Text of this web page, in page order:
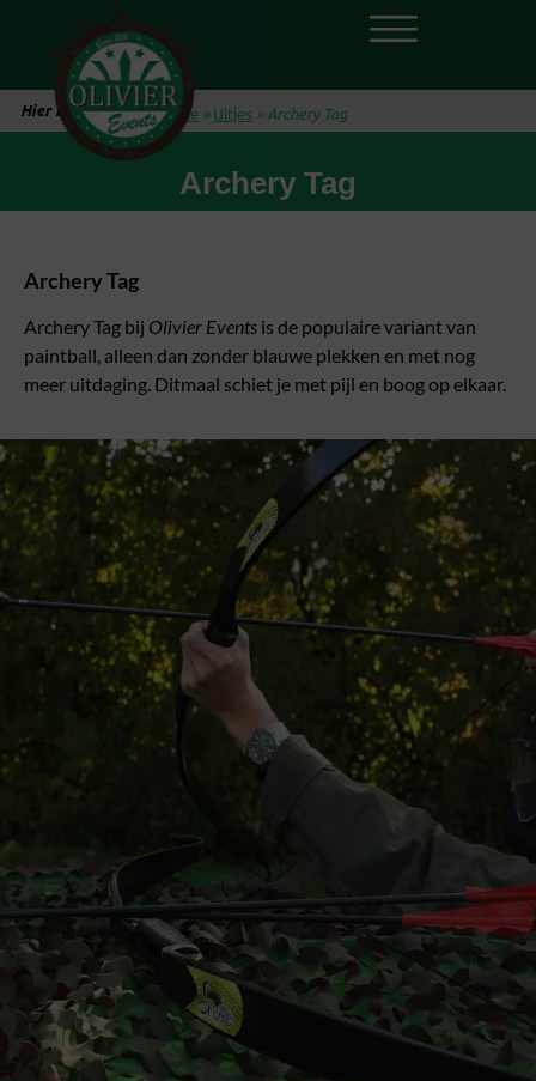
Hier ben je: Home »Uitjes »Archery Tag
Archery Tag
Archery Tag
Archery Tag bij Olivier Events is de populaire variant van
paintball, alleen dan zonder blauwe plekken en met nog
meer uitdaging. Ditmaal schiet je met pijl en boog op elkaar.